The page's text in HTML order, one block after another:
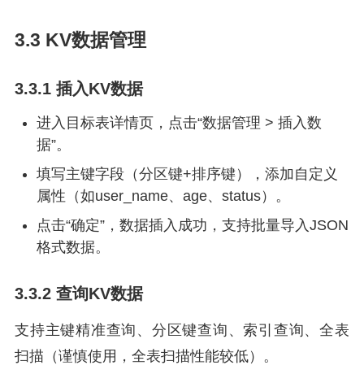
3.3 KV数据管理
3.3.1 插入KV数据
进入目标表详情页，点击“数据管理 > 插入数
据”。
填写主键字段（分区键+排序键），添加自定义
属性（如user_name、age、status）。
点击“确定”，数据插入成功，支持批量导入JSON
格式数据。
3.3.2 查询KV数据
支持主键精准查询、分区键查询、索引查询、全表
扫描（谨慎使用，全表扫描性能较低）。